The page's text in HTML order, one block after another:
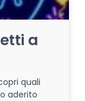
a
quali
aderito